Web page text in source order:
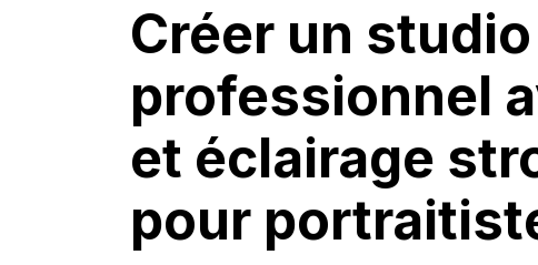
Créer un
professionnel
et éclairage
pour